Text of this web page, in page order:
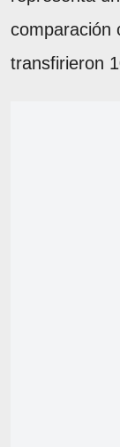
comparación
transfirieron